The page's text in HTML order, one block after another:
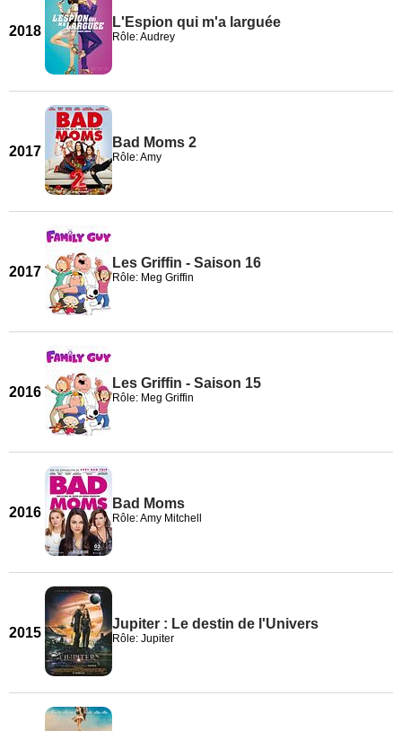
2018
L'Espion qui m'a larguée
Rôle: Audrey
2017
Bad Moms 2
Rôle: Amy
2017
Les Griffin - Saison 16
Rôle: Meg Griffin
2016
Les Griffin - Saison 15
Rôle: Meg Griffin
2016
Bad Moms
Rôle: Amy Mitchell
2015
Jupiter : Le destin de l'Univers
Rôle: Jupiter